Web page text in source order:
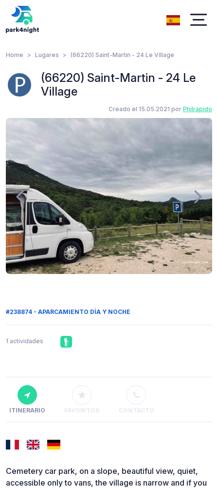
Home Lugares (66220) Saint-Martin - 24 Le Village
(66220) Saint-Martin - 24 Le
Village
Creado el 15.05.2021 por Philrapido
#238874 - APARCAMIENTO DÍA Y NOCHE
1 actividades
ITINERARIO FAVORITOS CONTACTO
Cemetery car park, on a slope, beautiful view, quiet,
accessible only to vans, the village is narrow and if you